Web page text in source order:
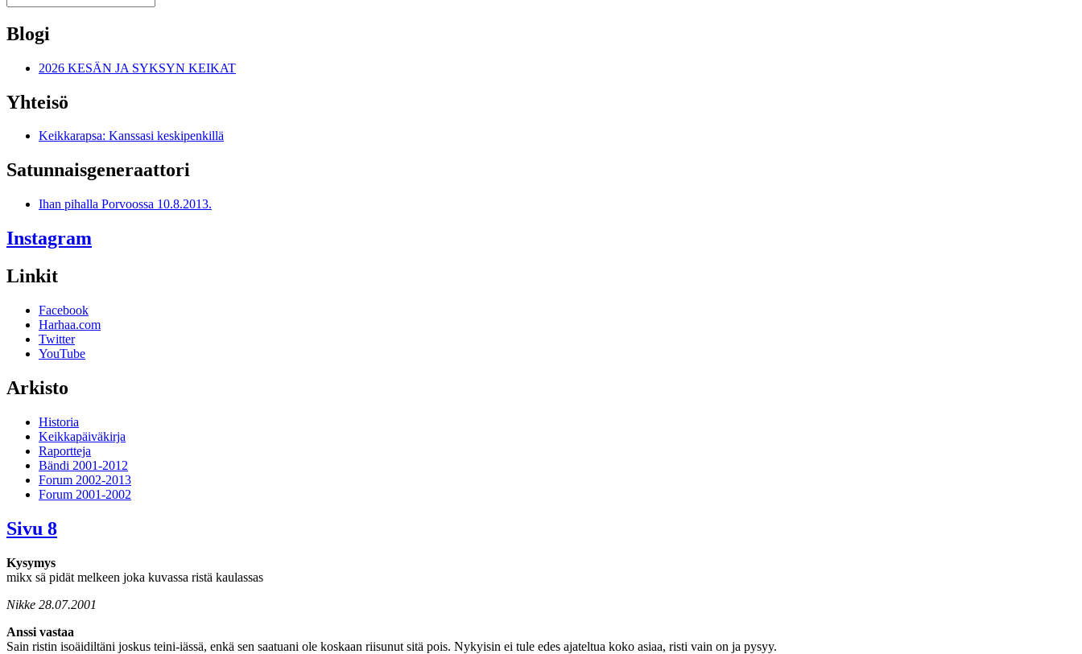
Blogi
2026 KESÄN JA SYKSYN KEIKAT
Yhteisö
Keikkarapsa: Kanssasi keskipenkillä
Satunnais­generaattori
Ihan pihalla Porvoossa 10.8.2013.
Instagram
Linkit
Facebook
Harhaa.com
Twitter
YouTube
Arkisto
Historia
Keikkapäiväkirja
Raportteja
Bändi 2001-2012
Forum 2002-2013
Forum 2001-2002
Sivu 8
Kysymys
mikx sä pidät melkeen joka kuvassa ristä kaulassas
Nikke 28.07.2001
Anssi vastaa
Sain ristin isoäidiltäni joskus teini-iässä, enkä sen saatuani ole koskaan riisunut sitä pois. Nykyisin ei tule edes ajateltua koko asiaa, risti vain on ja pysyy.